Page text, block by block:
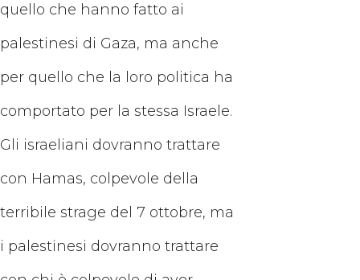
quello che hanno fatto ai
palestinesi di Gaza, ma anche
per quello che la loro politica ha
comportato per la stessa Israele.
Gli israeliani dovranno trattare
con Hamas, colpevole della
terribile strage del 7 ottobre, ma
i palestinesi dovranno trattare